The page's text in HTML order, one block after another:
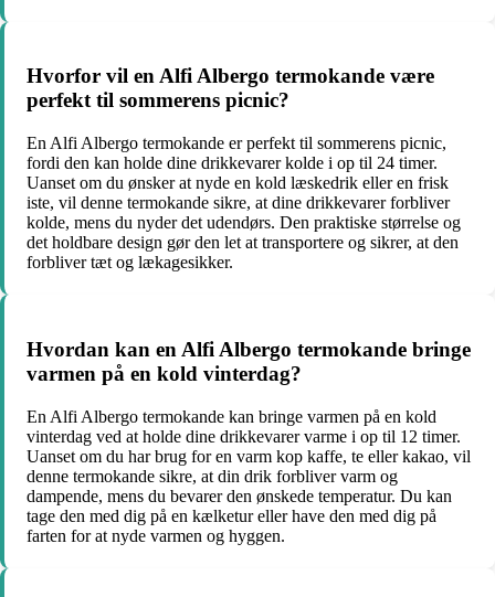
Hvorfor vil en Alfi Albergo termokande være
perfekt til sommerens picnic?
En Alfi Albergo termokande er perfekt til sommerens picnic,
fordi den kan holde dine drikkevarer kolde i op til 24 timer.
Uanset om du ønsker at nyde en kold læskedrik eller en frisk
iste, vil denne termokande sikre, at dine drikkevarer forbliver
kolde, mens du nyder det udendørs. Den praktiske størrelse og
det holdbare design gør den let at transportere og sikrer, at den
forbliver tæt og lækagesikker.
Hvordan kan en Alfi Albergo termokande bringe
varmen på en kold vinterdag?
En Alfi Albergo termokande kan bringe varmen på en kold
vinterdag ved at holde dine drikkevarer varme i op til 12 timer.
Uanset om du har brug for en varm kop kaffe, te eller kakao, vil
denne termokande sikre, at din drik forbliver varm og
dampende, mens du bevarer den ønskede temperatur. Du kan
tage den med dig på en kælketur eller have den med dig på
farten for at nyde varmen og hyggen.